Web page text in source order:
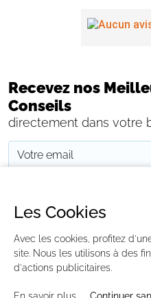
Recevez nos
Conseils
directement dans votre
CONTACTEZ-NOUS PAIEMENT
MENTIONS LÉGALES
CGV
PLAN DU SITE
Les Cookies
Avec les cookies, profitez
site. Nous les utilisons à des
d'actions publicitaires.